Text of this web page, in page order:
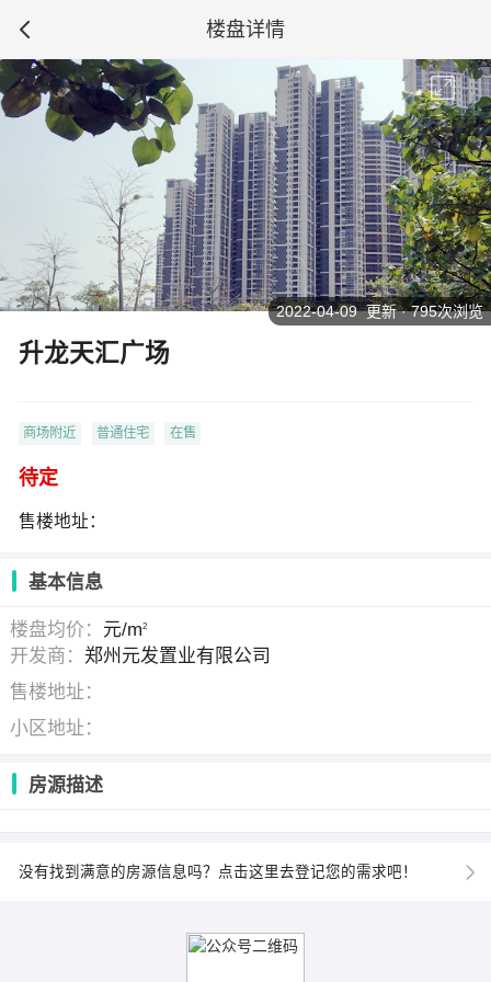
楼盘详情
升龙天汇广场
商场附近 普通住宅 在售
待定
售楼地址：
2022-04-09 更新 · 795次浏览
基本信息
楼盘均价： 元/m2
开发商：郑州元发置业有限公司
售楼地址：
小区地址：
房源描述
没有找到满意的房源信息吗？点击这里去登记您的需求吧！